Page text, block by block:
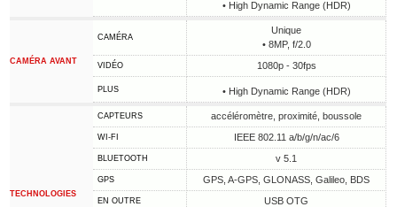
• High Dynamic Range (HDR)
CAMÉRA AVANT
CAMÉRA
Unique
• 8MP, f/2.0
VIDÉO 1080p - 30fps
PLUS • High Dynamic Range (HDR)
TECHNOLOGIES
CAPTEURS accéléromètre, proximité, boussole
WI-FI IEEE 802.11 a/b/g/n/ac/6
BLUETOOTH v 5.1
GPS GPS, A-GPS, GLONASS, Galileo, BDS
EN OUTRE
USB OTG